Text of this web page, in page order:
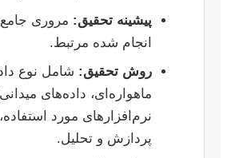
پیشینه تحقیق: مروری جامع
انجام شده مرتبط.
روش تحقیق: شامل نوع
ماهواره‌ای، داده‌های
نرم‌افزارهای مورد
پردازش و تحلیل.